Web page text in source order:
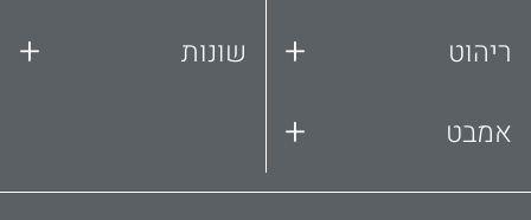
ריהוט +
אמבט +
שונות +